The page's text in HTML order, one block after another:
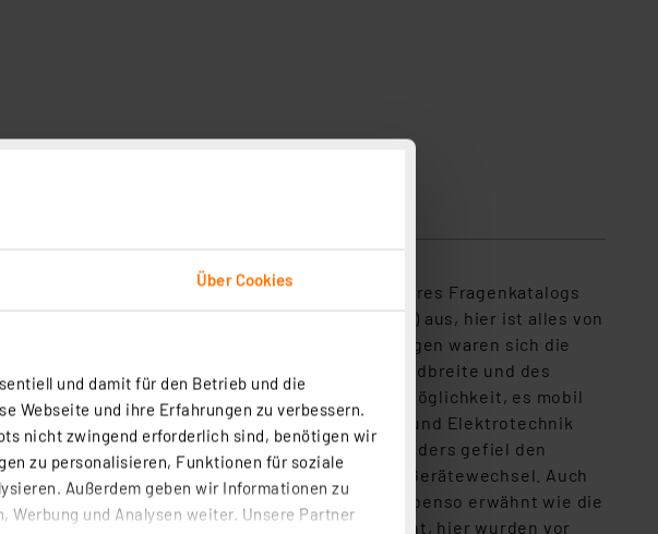
Über Cookies
und damit für den Betrieb und die
Webseite und ihre Erfahrungen zu verbessern.
nicht zwingend erforderlich sind, benötigen wir
zu personalisieren, Funktionen für soziale
Außerdem geben wir Informationen zu
Werbung und Analysen weiter. Unsere Partner
1,0 und 2,5 für die einzelnen Fragen unseres Fragenkatalogs
die Bedienfreundlichkeit (intuitive Bedienung) aus, hier ist alles von
der Testergebnisse nachzulesen. Einig hingegen waren sich die
der Messgenauigkeit, der Oszilloskop-Bandbreite und des
Kombination aus drei Geräten und der Möglichkeit, es mobil
der Mikroprozessortechnik bis hin zur Kfz- und Elektrotechnik
und die lange Akkulaufzeit gelobt. Besonders gefiel den
bei Spannungsmessungen ohne Gerätewechsel. Auch
Arbeitsplatz zur Verfügung steht, wurde ebenso erwähnt wie die
mit der PC-Software ins Gewicht, hier wurden vor